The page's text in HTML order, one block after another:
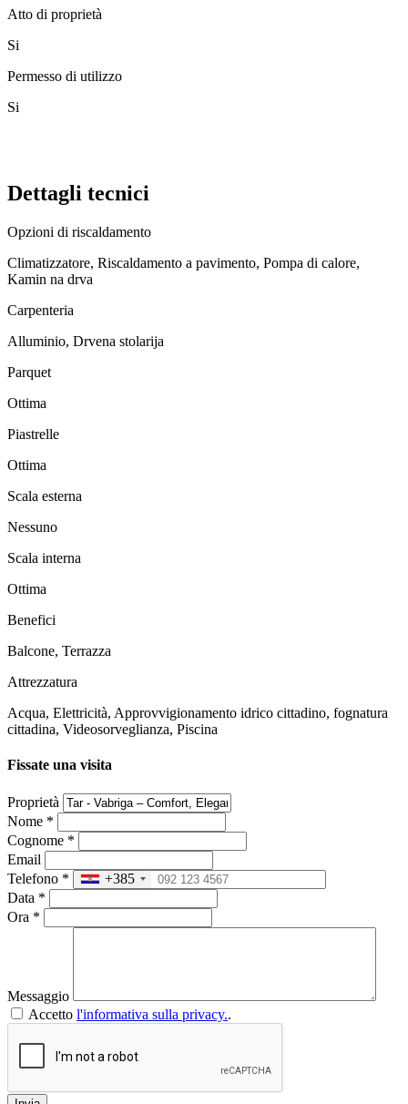
Atto di proprietà
Si
Permesso di utilizzo
Si
Dettagli tecnici
Opzioni di riscaldamento
Climatizzatore, Riscaldamento a pavimento, Pompa di calore,
Kamin na drva
Carpenteria
Alluminio, Drvena stolarija
Parquet
Ottima
Piastrelle
Ottima
Scala esterna
Nessuno
Scala interna
Ottima
Benefici
Balcone, Terrazza
Attrezzatura
Acqua, Elettricità, Approvvigionamento idrico cittadino, fognatura
cittadina, Videosorveglianza, Piscina
Fissate una visita
Proprietà
Nome *
Cognome *
Email
Telefono *
+385
Data *
Ora *
Messaggio
Accetto l'informativa sulla privacy..